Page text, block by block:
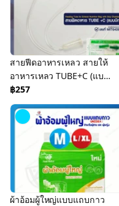
สายฟีดอาหารเหลว สายให้
อาหารเหลว TUBE+C (แบบ
มีกระเปาะ) ยี่ห้อ TCP
฿257
ผ้าอ้อมผู้ใหญ่แบบแถบกาว